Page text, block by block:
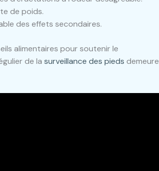
de poids.
des effets secondaires.
alimentaires pour soutenir le
de la surveillance des pieds demeure